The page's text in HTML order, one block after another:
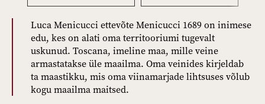
Luca Menicucci ettevõte Menicucci 1689 on inimese
edu, kes on alati oma territooriumi tugevalt
uskunud. Toscana, imeline maa, mille veine
armastatakse üle maailma. Oma veinides kirjeldab
ta maastikku, mis oma viinamarjade lihtsuses võlub
kogu maailma maitsed.